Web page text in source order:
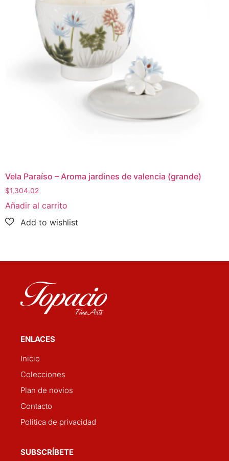
Vela Paraíso – Aroma jardines de valencia (grande)
$1,304.02
Añadir al carrito
ENLACES
Inicio
Colecciones
Plan de novios
Contacto
Politica de privacidad
SUBSCRÍBETE